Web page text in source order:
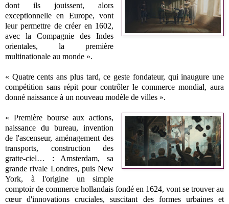
dont ils jouissent, alors
exceptionnelle en Europe, vont
leur permettre de créer en 1602,
avec la Compagnie des Indes
orientales, la première
multinationale au monde ».
« Quatre cents ans plus tard, ce geste fondateur, qui inaugure une
compétition sans répit pour contrôler le commerce mondial, aura
donné naissance à un nouveau modèle de villes ».
« Première bourse aux actions,
naissance du bureau, invention
de l'ascenseur, aménagement des
transports, construction des
gratte-ciel… : Amsterdam, sa
grande rivale Londres, puis New
York, à l'origine un simple
comptoir de commerce hollandais fondé en 1624, vont se trouver au
cœur d'innovations cruciales, suscitant des formes urbaines et